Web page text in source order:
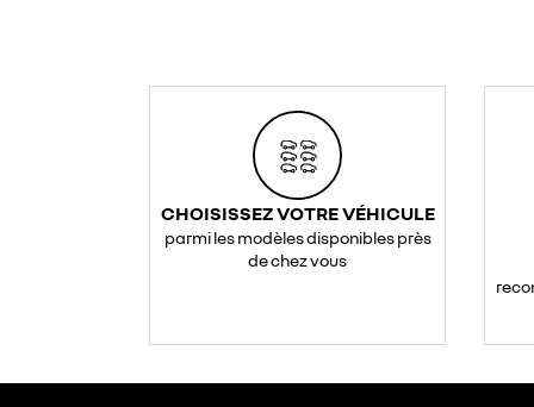
CHOISISSEZ VOTRE VÉHICULE
parmi les modèles disponibles près
de chez vous